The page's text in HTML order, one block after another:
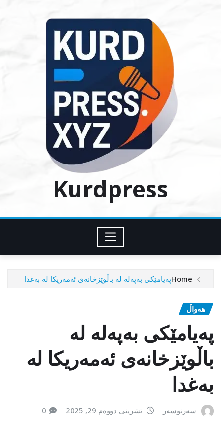
Kurdpress
Homeپەیامێکی بەپەلە لە باڵوێزخانه‌ی ئه‌مه‌ریكا له‌ به‌غدا
هەواڵ
پەیامێکی بەپەلە لە
باڵوێزخانه‌ی ئه‌مه‌ریكا له‌
به‌غدا
سەرنوسەر تشرینی دووەم 29, 2025 0